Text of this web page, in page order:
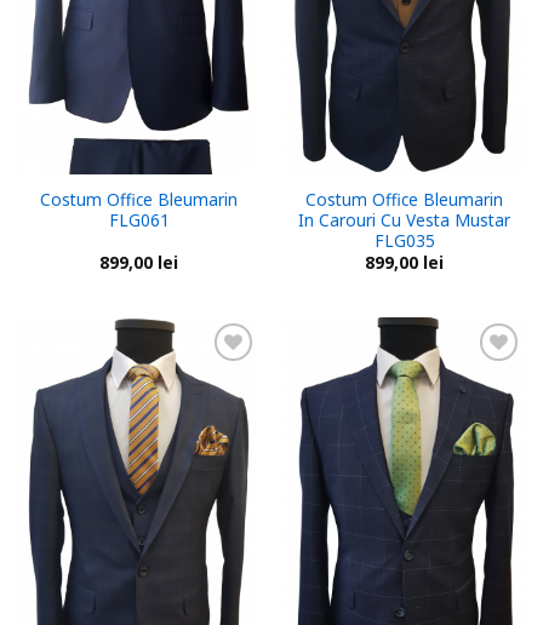
Costum Office Bleumarin
FLG061
899,00 lei
Costum Office Bleumarin
In Carouri Cu Vesta Mustar
FLG035
899,00 lei
Add to
wishlist
Add to
wishlist